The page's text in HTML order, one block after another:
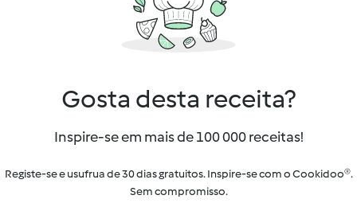
Gosta desta receita?
Inspire-se em mais de 100 000 receitas!
Registe-se e usufrua de 30 dias gratuitos. Inspire-se com o Cookidoo®.
Sem compromisso.